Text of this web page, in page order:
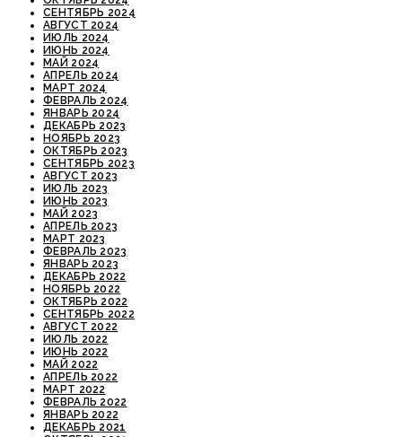
СЕНТЯБРЬ 2024
АВГУСТ 2024
ИЮЛЬ 2024
ИЮНЬ 2024
МАЙ 2024
АПРЕЛЬ 2024
МАРТ 2024
ФЕВРАЛЬ 2024
ЯНВАРЬ 2024
ДЕКАБРЬ 2023
НОЯБРЬ 2023
ОКТЯБРЬ 2023
СЕНТЯБРЬ 2023
АВГУСТ 2023
ИЮЛЬ 2023
ИЮНЬ 2023
МАЙ 2023
АПРЕЛЬ 2023
МАРТ 2023
ФЕВРАЛЬ 2023
ЯНВАРЬ 2023
ДЕКАБРЬ 2022
НОЯБРЬ 2022
ОКТЯБРЬ 2022
СЕНТЯБРЬ 2022
АВГУСТ 2022
ИЮЛЬ 2022
ИЮНЬ 2022
МАЙ 2022
АПРЕЛЬ 2022
МАРТ 2022
ФЕВРАЛЬ 2022
ЯНВАРЬ 2022
ДЕКАБРЬ 2021